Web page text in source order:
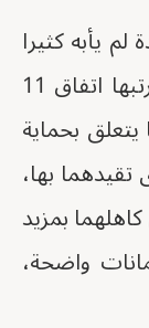
يأبه كثيرا
للتوقف عند مصائر الالتزامات التي رتبها اتفاق 11
بحماية
بها،
بمزيد
واضحة،